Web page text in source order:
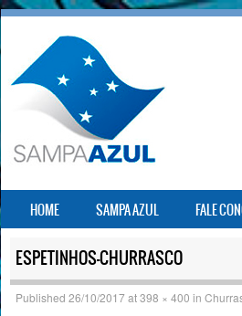
MENU
SKIP TO CONTENT
HOME SAMPA AZUL FALE
ESPETINHOS-CHURRASCO
Published 26/10/2017at398 × 400 in